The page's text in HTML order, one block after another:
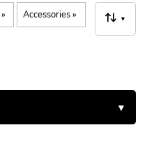
‪» Accessories‪» ▼
▼